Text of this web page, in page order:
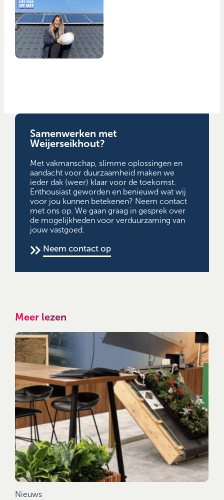
Samenwerken met
Weijerseikhout?
Met vakmanschap, slimme oplossingen en
aandacht voor duurzaamheid maken we
ieder dak (weer) klaar voor de toekomst.
Enthousiast geworden en benieuwd wat wij
voor jou kunnen betekenen? Neem contact
met ons op. We gaan graag in gesprek over
de mogelijkheden voor verduurzaming van
jouw vastgoed.
Neem contact op
Meer lezen
Nieuws